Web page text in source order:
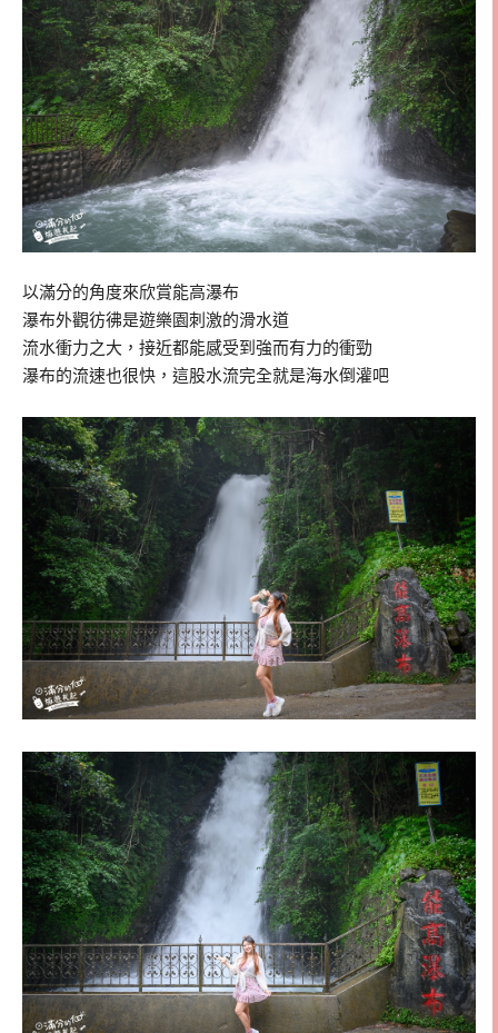
以滿分的角度來欣賞能高瀑布
瀑布外觀彷彿是遊樂園刺激的滑水道
流水衝力之大，接近都能感受到強而有力的衝勁
瀑布的流速也很快，這股水流完全就是海水倒灌吧